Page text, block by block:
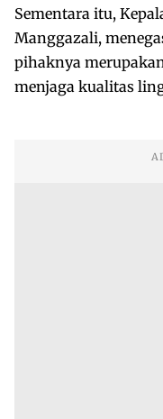
Sementara itu,
Manggazali,
pihaknya
menjaga kualitas